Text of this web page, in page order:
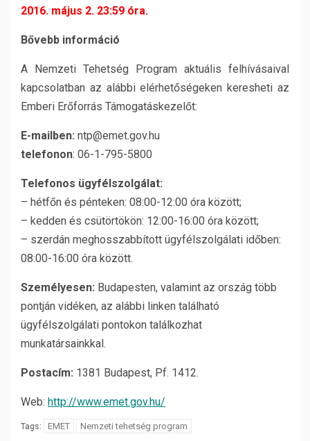
2016. május 2. 23:59 óra.
Bővebb információ
A Nemzeti Tehetség Program aktuális felhívásaival
kapcsolatban az alábbi elérhetőségeken keresheti az
Emberi Erőforrás Támogatáskezelőt:
E-mailben: ntp@emet.gov.hu
telefonon: 06-1-795-5800
Telefonos ügyfélszolgálat:
– hétfőn és pénteken: 08:00-12:00 óra között;
– kedden és csütörtökön: 12:00-16:00 óra között;
– szerdán meghosszabbított ügyfélszolgálati időben:
08:00-16:00 óra között.
Személyesen: Budapesten, valamint az ország több
pontján vidéken, az alábbi linken található
ügyfélszolgálati pontokon találkozhat
munkatársainkkal.
Postacím: 1381 Budapest, Pf. 1412.
Web: http://www.emet.gov.hu/
Tags: EMET Nemzeti tehetség program